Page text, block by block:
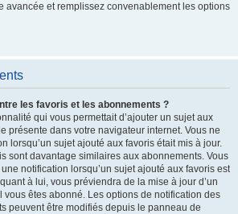
avancée et remplissez convenablement les options
les favoris et les abonnements ?
qui vous permettait d’ajouter un sujet aux
présente dans votre navigateur internet. Vous ne
lorsqu’un sujet ajouté aux favoris était mis à jour.
sont davantage similaires aux abonnements. Vous
notification lorsqu’un sujet ajouté aux favoris est
à lui, vous préviendra de la mise à jour d’un
vous êtes abonné. Les options de notification des
peuvent être modifiés depuis le panneau de